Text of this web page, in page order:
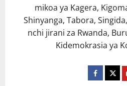
mikoa ya Kagera,
Shinyanga, Tabora,
nchi jirani za Rwanda,
Kidemokrasia ya